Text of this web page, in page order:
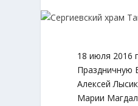
18 июля 2016
Праздничную
Алексей
Марии